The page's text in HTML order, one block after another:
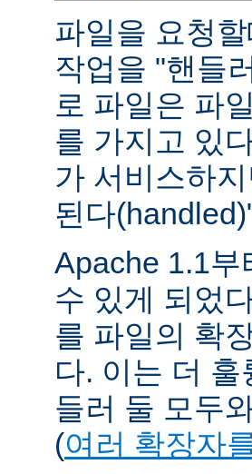
파일을 요청
작업을 "핸들
로 파일은 파
를 가지고 있
가 서비스하
된다
Apache 1.1부
수 있게 되었
를 파일의 확
다. 이는 더
들러 둘 모두
(여러 확장자